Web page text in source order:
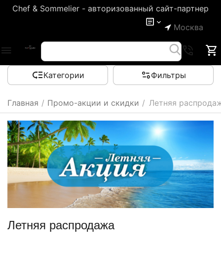
Chef & Sommelier - авторизованный сайт-партнер
Москва
Категории Фильтры
Главная / Промо-акции и скидки / Летняя
Летняя распродажа